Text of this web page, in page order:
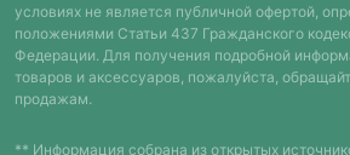
условиях не является публичной офертой,
положениями Статьи 437 Гражданского
Федерации. Для получения подробной
товаров и аксессуаров, пожалуйста,
продажам.
** Информация собрана из открытых